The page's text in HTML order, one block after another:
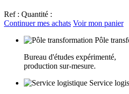
Ref : Quantité :
Continuer mes achats Voir mon panier
Pôle
Bureau d'études expérimenté,
production sur-mesure.
Service